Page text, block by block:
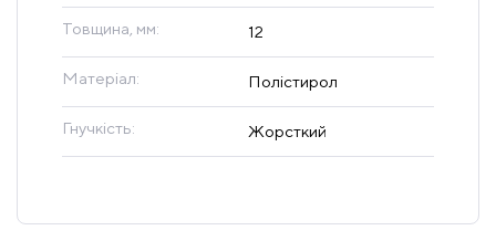
Товщина, мм: 12
Матеріал: Полістирол
Гнучкість: Жорсткий